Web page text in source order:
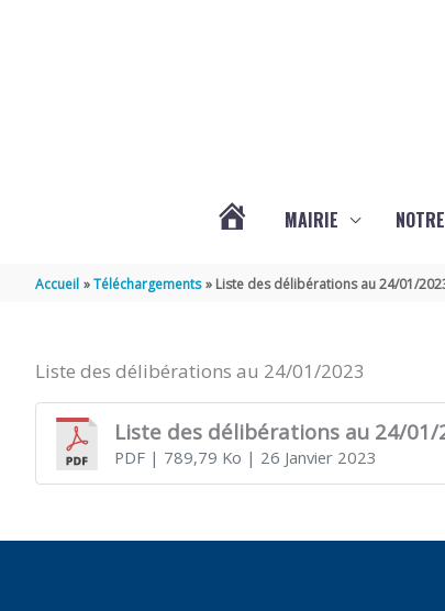
MAIRIE
Accueil Téléchargements Liste des délibérations au 24/01/
Liste des délibérations au 24/01/2023
Liste des délibérations au 24/01/
PDF| 789,79 Ko | 26 Janvier 2023